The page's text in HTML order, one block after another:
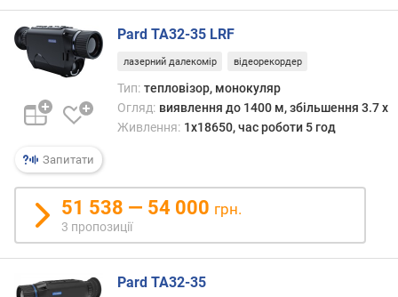
ш
е
в
и
з
в
і
г
м
Запитати
Pard TA32-35 LRF
лазерний далекомір відеорекордер
Тип: тепловізор, монокуляр
Огляд: виявлення до 1400 м, збільшення 3.7 x
Живлення: 1x18650, час роботи 5 год
51 538 — 54 000 грн.
3 пропозиції
Pard TA32-35